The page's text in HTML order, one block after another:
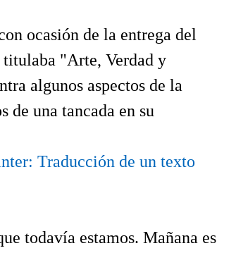
ocasión de la entrega del
"Arte, Verdad y
algunos aspectos de la
una tancada en su
Traducción de un texto
todavía estamos. Mañana es